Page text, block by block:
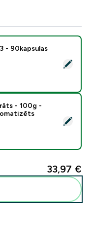
Omega-3 - 90kapsulas
- 90kapsulas
monohidrāts - 100g -
- 100g -
33,97 €‎